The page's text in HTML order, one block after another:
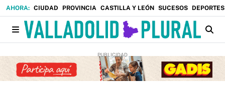
CIUDAD PROVINCIA CASTILLA Y LEÓN SUCESOS DEPORTES